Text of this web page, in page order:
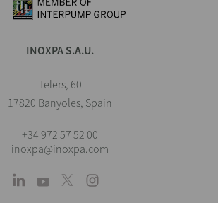
INOXPA S.A.U.
Telers, 60
17820 Banyoles, Spain
+34 972 57 52 00
inoxpa@inoxpa.com